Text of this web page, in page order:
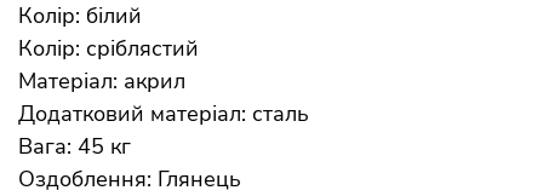
Колір: білий
Колір: сріблястий
Матеріал: акрил
Додатковий матеріал: сталь
Вага: 45 кг
Оздоблення: Глянець